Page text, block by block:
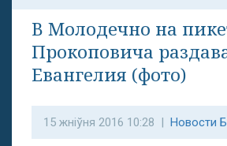
В Молодечно на
Прокоповича
Евангелия (фото)
15 жніўня 2016 10:28 | Новости